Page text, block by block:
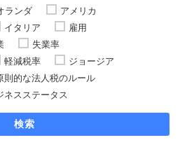
ランダ
アメリカ
イタリア
雇用
失業率
軽減税率
ジョージア
則的な法人税のルール
ネスステータス
検索